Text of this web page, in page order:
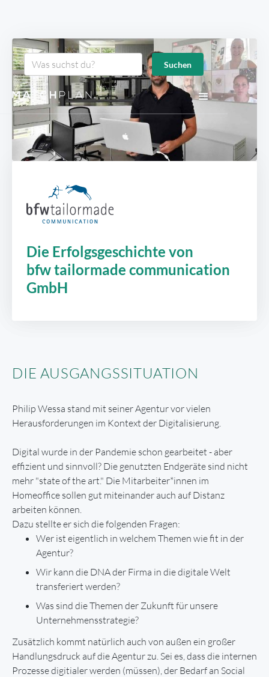
Die Erfolgsgeschichte von
bfw tailormade communication
GmbH
DIE AUSGANGSSITUATION
Philip Wessa stand mit seiner Agentur vor vielen
Herausforderungen im Kontext der Digitalisierung.
Digital wurde in der Pandemie schon gearbeitet - aber
effizient und sinnvoll? Die genutzten Endgeräte sind nicht
mehr "state of the art." Die Mitarbeiter*innen im
Homeoffice sollen gut miteinander auch auf Distanz
arbeiten können.
Dazu stellte er sich die folgenden Fragen:
Wer ist eigentlich in welchem Themen wie fit in der
Agentur?
Wir kann die DNA der Firma in die digitale Welt
transferiert werden?
Was sind die Themen der Zukunft für unsere
Unternehmensstrategie?
Zusätzlich kommt natürlich auch von außen ein großer
Handlungsdruck auf die Agentur zu. Sei es, dass die internen
Prozesse digitialer werden (müssen), der Bedarf an Social